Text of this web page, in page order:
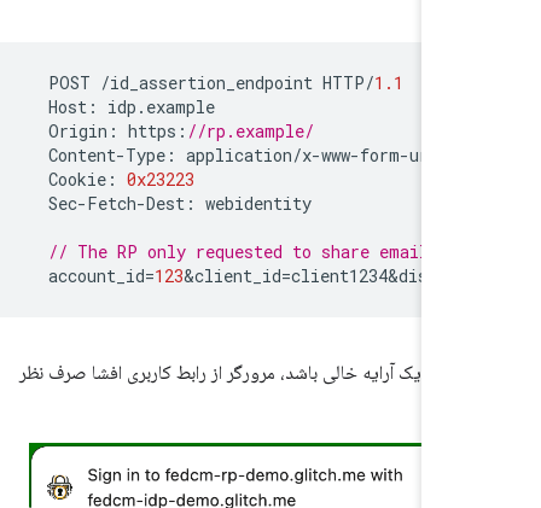
POST /id_assertion_endpoint HTTP
Host: idp.example
Origin: https://rp.example/
Content -Type: application/x-www-
Cookie:
Sec-Fetch -Dest: webidentity
// The RP only requested to share email
account_id=123& client_id=
یک آرایه خالی باشد، مرورگر از رابط کاربری افشا صرف نظر